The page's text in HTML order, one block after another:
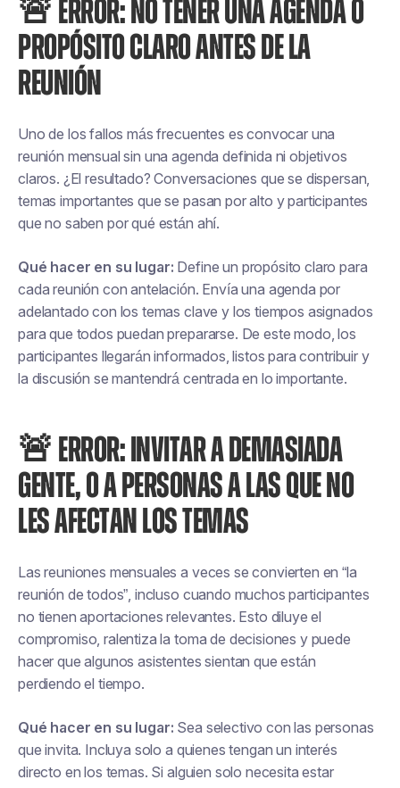
🚨 ERROR: NO TENER UNA AGENDA O
PROPÓSITO CLARO ANTES DE LA
REUNIÓN
Uno de los fallos más frecuentes es convocar una
reunión mensual sin una agenda definida ni objetivos
claros. ¿El resultado? Conversaciones que se dispersan,
temas importantes que se pasan por alto y participantes
que no saben por qué están ahí.
Qué hacer en su lugar: Define un propósito claro para
cada reunión con antelación. Envía una agenda por
adelantado con los temas clave y los tiempos asignados
para que todos puedan prepararse. De este modo, los
participantes llegarán informados, listos para contribuir y
la discusión se mantendrá centrada en lo importante.
🚨 ERROR: INVITAR A DEMASIADA
GENTE, O A PERSONAS A LAS QUE NO
LES AFECTAN LOS TEMAS
Las reuniones mensuales a veces se convierten en “la
reunión de todos”, incluso cuando muchos participantes
no tienen aportaciones relevantes. Esto diluye el
compromiso, ralentiza la toma de decisiones y puede
hacer que algunos asistentes sientan que están
perdiendo el tiempo.
Qué hacer en su lugar: Sea selectivo con las personas
que invita. Incluya solo a quienes tengan un interés
directo en los temas. Si alguien solo necesita estar